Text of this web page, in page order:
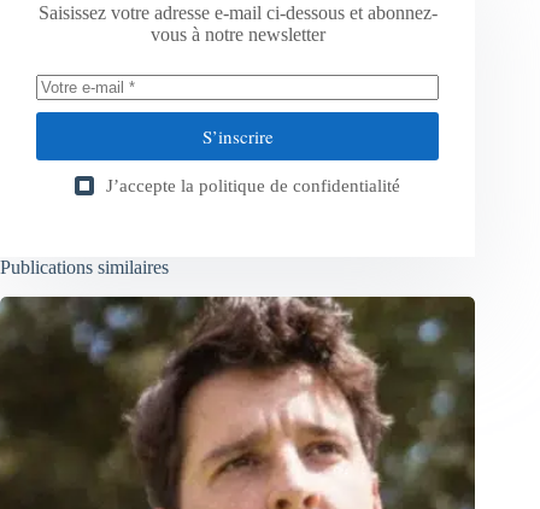
Saisissez votre adresse e-mail ci-dessous et abonnez-
vous à notre newsletter
S’inscrire
J’accepte la politique de confidentialité
Publications similaires